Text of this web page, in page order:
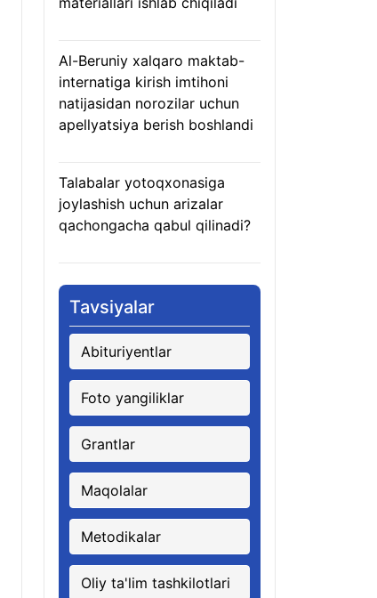
Al-Beruniy xalqaro maktab-
internatiga kirish imtihoni
natijasidan norozilar uchun
apellyatsiya berish boshlandi
Talabalar yotoqxonasiga
joylashish uchun arizalar
qachongacha qabul qilinadi?
Tavsiyalar
Abituriyentlar
Foto yangiliklar
Grantlar
Maqolalar
Metodikalar
Oliy ta'lim tashkilotlari